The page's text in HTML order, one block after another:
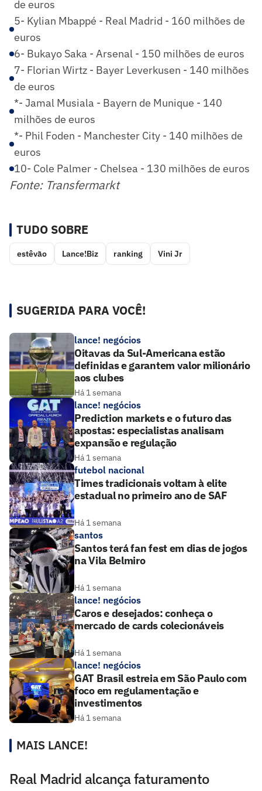
de euros
5- Kylian Mbappé - Real Madrid - 160 milhões de
euros
6- Bukayo Saka - Arsenal - 150 milhões de euros
7- Florian Wirtz - Bayer Leverkusen - 140 milhões
de euros
*- Jamal Musiala - Bayern de Munique - 140
milhões de euros
*- Phil Foden - Manchester City - 140 milhões de
euros
10- Cole Palmer - Chelsea - 130 milhões de euros
Fonte: Transfermarkt
TUDO SOBRE
estêvão Lance!Biz ranking Vini Jr
SUGERIDA PARA VOCÊ!
lance! negócios
Oitavas da Sul-Americana estão
definidas e garantem valor milionário
aos clubes
Há 1 semana
lance! negócios
Prediction markets e o futuro das
apostas: especialistas analisam
expansão e regulação
Há 1 semana
futebol nacional
Times tradicionais voltam à elite
estadual no primeiro ano de SAF
Há 1 semana
santos
Santos terá fan fest em dias de jogos
na Vila Belmiro
Há 1 semana
lance! negócios
Caros e desejados: conheça o
mercado de cards colecionáveis
Há 1 semana
lance! negócios
GAT Brasil estreia em São Paulo com
foco em regulamentação e
investimentos
Há 1 semana
MAIS LANCE!
Real Madrid alcança faturamento